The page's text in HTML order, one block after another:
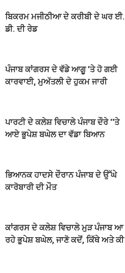
ਬਿਕਰਮ ਮਜੀਠੀਆ ਦੇ ਕਰੀਬੀ ਦੇ ਘਰ ਈ.
ਡੀ. ਦੀ ਰੇਡ
ਪੰਜਾਬ ਕਾਂਗਰਸ ਦੇ ਵੱਡੇ ਆਗੂ 'ਤੇ ਹੋ ਗਈ
ਕਾਰਵਾਈ, ਮੁਅੱਤਲੀ ਦੇ ਹੁਕਮ ਜਾਰੀ
ਪਾਰਟੀ ਦੇ ਕਲੇਸ਼ ਵਿਚਾਲੇ ਪੰਜਾਬ ਦੌਰੇ ''ਤੇ
ਆਏ ਭੂਪੇਸ਼ ਬਘੇਲ ਦਾ ਵੱਡਾ ਬਿਆਨ
ਭਿਆਨਕ ਹਾਦਸੇ ਦੌਰਾਨ ਪੰਜਾਬ ਦੇ ਉੱਘੇ
ਕਾਰੋਬਾਰੀ ਦੀ ਮੌਤ
ਕਾਂਗਰਸ ਦੇ ਕਲੇਸ਼ ਵਿਚਾਲੇ ਮੁੜ ਪੰਜਾਬ ਆ
ਰਹੇ ਭੂਪੇਸ਼ ਬਘੇਲ, ਜਾਣੋ ਕਦੋਂ, ਕਿੱਥੇ ਅਤੇ ਕੀ